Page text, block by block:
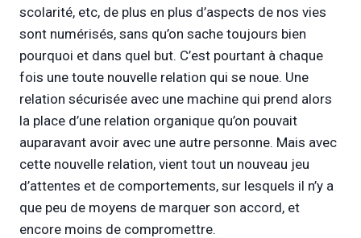
scolarité, etc, de plus en plus d’aspects de nos vies
sont numérisés, sans qu’on sache toujours bien
pourquoi et dans quel but. C’est pourtant à chaque
fois une toute nouvelle relation qui se noue. Une
relation sécurisée avec une machine qui prend alors
la place d’une relation organique qu’on pouvait
auparavant avoir avec une autre personne. Mais avec
cette nouvelle relation, vient tout un nouveau jeu
d’attentes et de comportements, sur lesquels il n’y a
que peu de moyens de marquer son accord, et
encore moins de compromettre.